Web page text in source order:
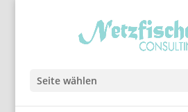
Seite wählen